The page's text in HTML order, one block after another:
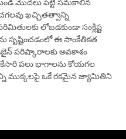
మొదలు పెట్టి సమకాలీన
ఖచ్చితత్వాన్ని
లోబడకుండా సంక్లిష్ట
సృష్టించడంలో ఈ సాంకేతికత
పరిష్కారాలకు అవకాశం
పలు భాగాలను కోయగల
ముక్కలపై ఒకే రకమైన జ్యామితిని